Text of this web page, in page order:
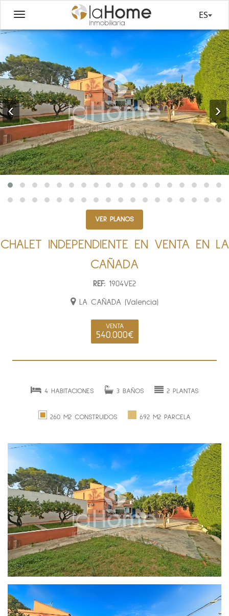
ES
‹ ›
VER PLANOS
CHALET INDEPENDIENTE EN VENTA EN LA
CAÑADA
REF: 1904VE2
LA CAÑADA (Valencia)
VENTA
540.000€
4 HABITACIONES 3 BAÑOS 2 PLANTAS
260 M2 CONSTRUIDOS 692 M2 PARCELA